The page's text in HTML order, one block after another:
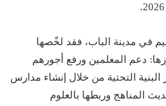
في مدينة الباب، فقد لخّصها
دعم المعلمين ورفع أجورهم
التحتية من خلال إنشاء مدارس
المناهج وربطها بالعلوم